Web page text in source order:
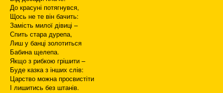
До красуні потягнувся,
Щось не те він бачить:
Замість милої дівиці –
Спить стара дурепа,
Лиш у банці золотиться
Бабина щелепа.
Якщо з рибкою грішити –
Буде казка з інших слів:
Царство можна просвистіти
І лишитись без штанів.